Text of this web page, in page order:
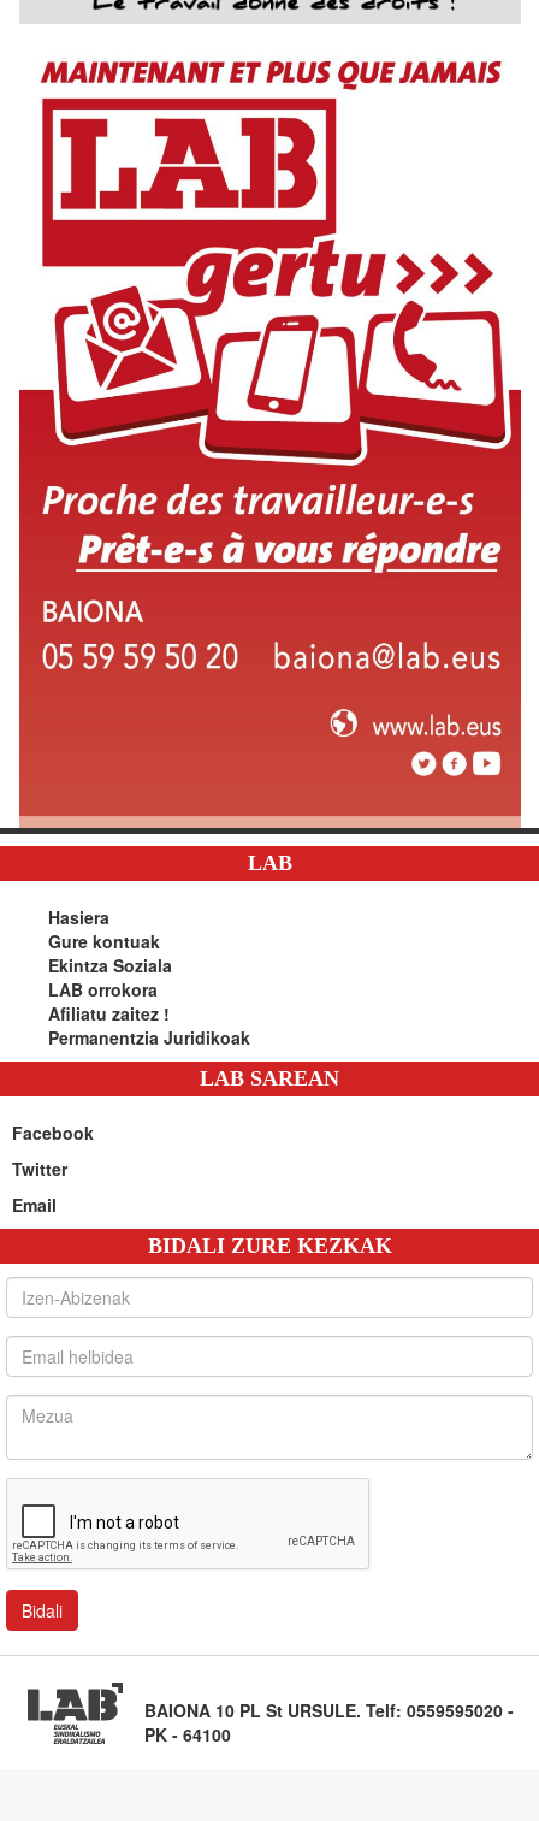
LAB
Hasiera
Gure kontuak
Ekintza Soziala
LAB orrokora
Afiliatu zaitez !
Permanentzia Juridikoak
LAB SAREAN
Facebook
Twitter
Email
BIDALI ZURE KEZKAK
BAIONA 10 PL St URSULE. Telf: 0559595020 -
PK - 64100